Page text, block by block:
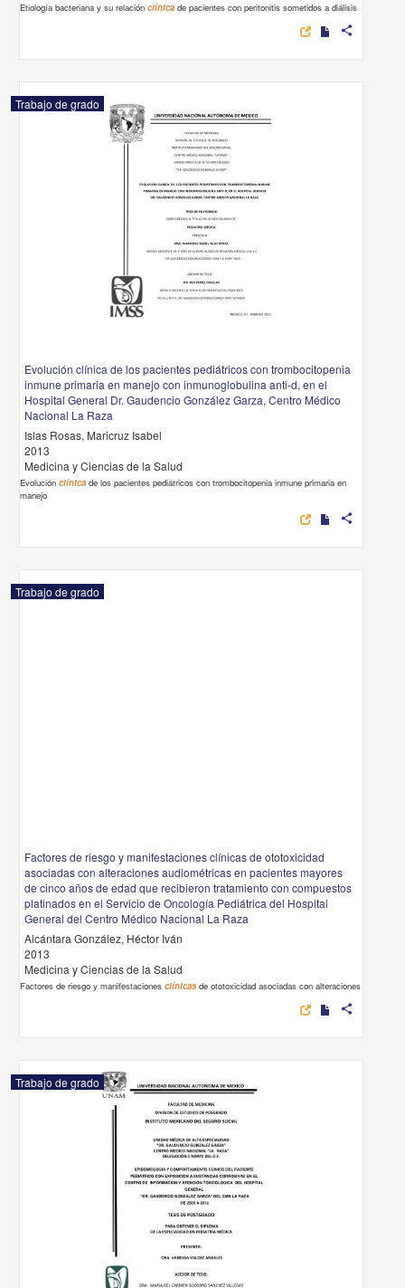
Etiología bacteriana y su relaciónclínica de pacientes con peritonitis sometidos a diálisis
share
Trabajo de grado
Evolución clínica de los pacientes pediátricos con trombocitopenia
inmune primaria en manejo con inmunoglobulina anti-d, en el
Hospital General Dr. Gaudencio González Garza, Centro Médico
Nacional La Raza
Islas Rosas, Maricruz Isabel
2013
Medicina y Ciencias de la Salud
Evoluciónclínica de los pacientes pediátricos con trombocitopenia inmune primaria en
manejo
share
Trabajo de grado
Factores de riesgo y manifestaciones clínicas de ototoxicidad
asociadas con alteraciones audiométricas en pacientes mayores
de cinco años de edad que recibieron tratamiento con compuestos
platinados en el Servicio de Oncología Pediátrica del Hospital
General del Centro Médico Nacional La Raza
Alcántara González, Héctor Iván
2013
Medicina y Ciencias de la Salud
Factores de riesgo y manifestacionesclínicasde ototoxicidad asociadas con alteraciones
share
Trabajo de grado